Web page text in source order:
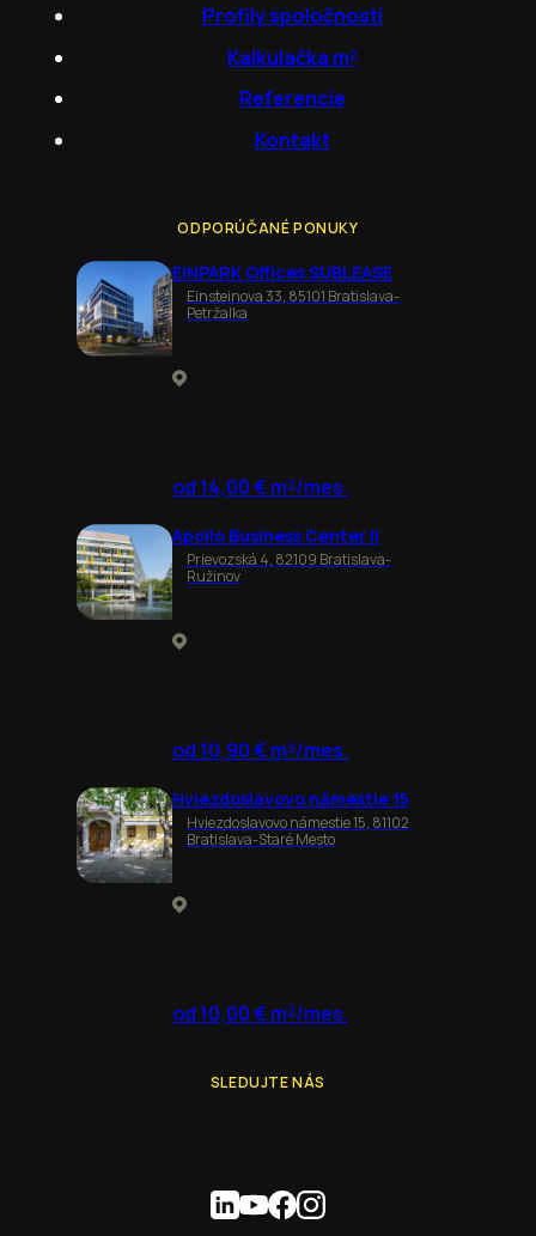
Profily spoločností
Kalkulačka m²
Referencie
Kontakt
ODPORÚČANÉ PONUKY
EINPARK Offices SUBLEASE
Einsteinova 33, 85101 Bratislava-
Petržalka
od 14,00 € m²/mes.
Apollo Business Center II
Prievozská 4, 82109 Bratislava-
Ružinov
od 10,90 € m²/mes.
Hviezdoslavovo námestie 15
Hviezdoslavovo námestie 15, 81102
Bratislava-Staré Mesto
od 10,00 € m²/mes.
SLEDUJTE NÁS